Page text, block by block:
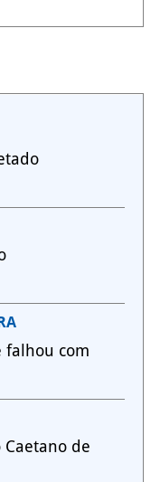
falhou com
Caetano de